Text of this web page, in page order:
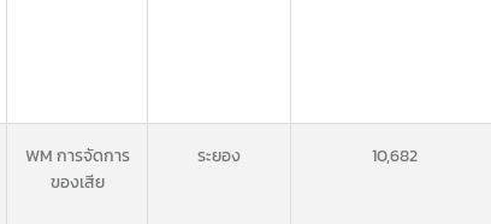
WM การจัดการ
ของเสีย
ระยอง 10,682